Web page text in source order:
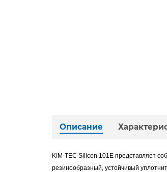
Описание
KIM-TEC Silicon 101E представляет
резинообразный, устойчивый